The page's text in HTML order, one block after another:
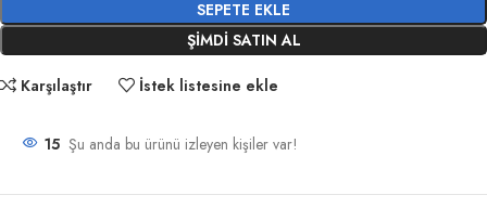
SEPETE EKLE
ŞIMDI SATIN AL
Karşılaştır İstek listesine ekle
15 Şu anda bu ürünü izleyen kişiler var!